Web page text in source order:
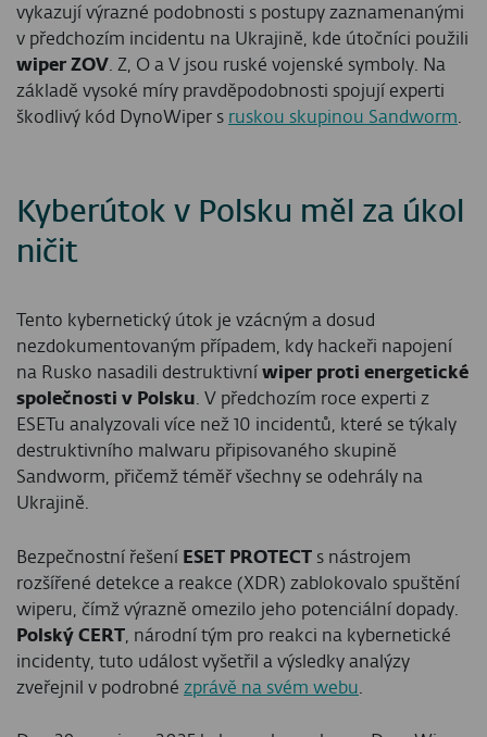
vykazují výrazné podobnosti s postupy zaznamenanými
v předchozím incidentu na Ukrajině, kde útočníci použili
wiper ZOV . Z, O a V jsou ruské vojenské symboly. Na
základě vysoké míry pravděpodobnosti spojují experti
škodlivý kód DynoWiper s ruskou skupinou Sandworm
Kyberútok v Polsku měl za úkol
ničit
Tento kybernetický útok je vzácným a dosud
nezdokumentovaným případem, kdy hackeři napojení
na Rusko nasadili destruktivní wiper proti energetické
společnosti v Polsku. V předchozím roce experti z
ESETu analyzovali více než 10 incidentů, které se týkaly
destruktivního malwaru připisovaného skupině
Sandworm, přičemž téměř všechny se odehrály na
Ukrajině.
Bezpečnostní řešení ESET PROTECT s nástrojem
rozšířené detekce a reakce (XDR) zablokovalo spuštění
wiperu, čímž výrazně omezilo jeho potenciální dopady.
Polský CERT , národní tým pro reakci na kybernetické
incidenty, tuto událost vyšetřil a výsledky analýzy
zveřejnil v podrobné zprávě na svém webu